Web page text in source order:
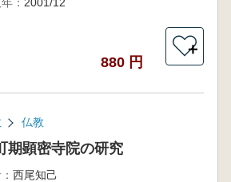
880 円
＋
仏教
期顕密寺院の研究
西尾知己